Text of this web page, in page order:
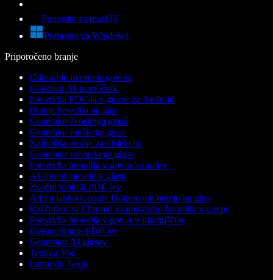
Prenesite za macOS
Prenesite za Windows
Priporočeno branje
Diktiranje in prepis govora
Glasovni AI-pomočnik
Pretvorba PDF-ja v govor za Android
Branje besedila na glas
Generator ženskega glasu
Generator moškega glasu
Najboljša orodja za disleksijo
Generator robotskega glasu
Pretvorba besedila v govor za anime
AI-spreminjevalnik glasu
Zvočni bralnik PDF-jev
Ali mi lahko Google Dokumenti berejo na glas
Razširitev za Chrome za pretvorbo besedila v govor
Pretvorba besedila v govor v hindujščini
Glasno branje PDF-jev
Generator AI glasov
Texto a Voz
Leitor de Texto